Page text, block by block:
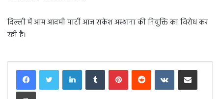
दिल्ली में आम आदमी पार्टी आज राकेश अस्थाना की नियुक्ति का विरोध कर
रही है।
LinkedInTumblr PinterestReddit VKontakteShare via Email
Print